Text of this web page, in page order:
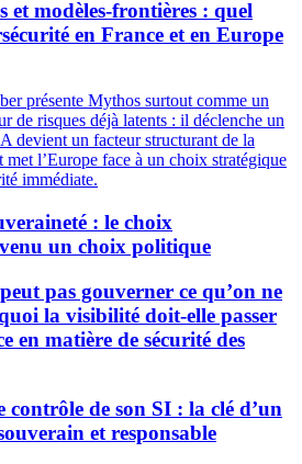
et modèles-frontières : quel
en France et en Europe
présente Mythos surtout comme un
de risques déjà latents : il déclenche un
devient un facteur structurant de la
met l’Europe face à un choix stratégique
immédiate.
: le choix
un choix politique
pas gouverner ce qu’on ne
la visibilité doit-elle passer
en matière de sécurité des
contrôle de son SI : la clé d’un
et responsable